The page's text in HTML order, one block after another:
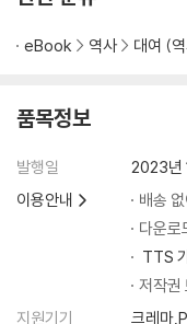
18 신성하지만 가혹했던 성
19 고딕 성당, 국왕이 인도
혁명적 파괴
20 파리 노트르담 대성당,
21 로레토의 산타 카사, 자
Part 4 중세의 마음: 불안
eBook 역사 대여 (
품목정보
발행일
2023년
이용안내
배송
다운로
TTS
저작권
지원기기
크레마